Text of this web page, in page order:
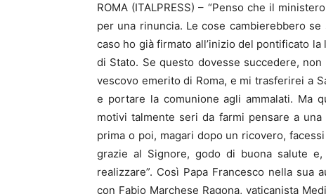
ROMA (ITALPRESS) – “Penso che il
per una rinuncia. Le cose cambierebbero
caso ho già firmato all’inizio del pontificato
di Stato. Se questo dovesse succedere,
vescovo emerito di Roma, e mi trasferirei a
e portare la comunione agli ammalati. Ma
motivi talmente seri da farmi pensare a
prima o poi, magari dopo un ricovero,
grazie al Signore, godo di buona salute
realizzare”. Così Papa Francesco nella sua
con Fabio Marchese Ragona, vaticanista